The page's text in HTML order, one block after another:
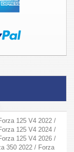
125 V4 2022 /
125 V4 2024 /
125 V4 2026 /
350 2022 / Forza